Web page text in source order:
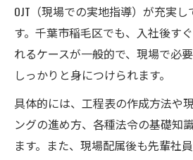
OJT（現場での実地指導）が充実
す。千葉市稲毛区でも、入社後す
れるケースが一般的で、現場で必
しっかりと身につけられます。
具体的には、工程表の作成方法や
ングの進め方、各種法令の基礎知
ます。また、現場配属後も先輩社